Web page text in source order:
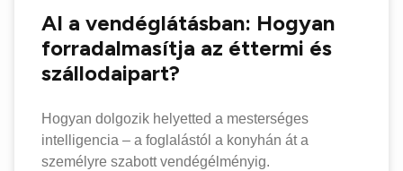
AI a vendéglátásban: Hogyan
forradalmasítja az éttermi és
szállodaipart?
Hogyan dolgozik helyetted a mesterséges
intelligencia – a foglalástól a konyhán át a
személyre szabott vendégélményig.